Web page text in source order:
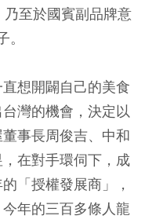
至於國賓副品牌意
想開闢自己的美食
灣的機會，決定以
事長周俊吉、中和
在對手環伺下，成
「授權發展商」，
年的三百多條人龍